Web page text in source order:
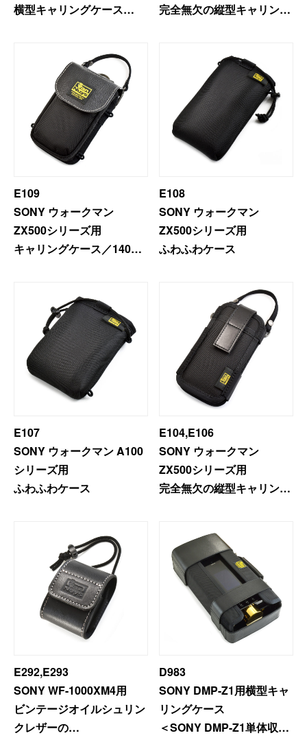
横型キャリングケース
NW-WM1AM2用
横型キャリングケース ＜
プレミアムモデル＞
完全無欠の縦型キャリング
E109
SONY ウォークマン
ZX500シリーズ用
キャリングケース／140
E108
SONY ウォークマン
ZX500シリーズ用
ふわふわケース
E107
SONY ウォークマン A100
シリーズ用
ふわふわケース
E104,E106
SONY ウォークマン
ZX500シリーズ用
完全無欠の縦型キャリング
E292,E293
SONY WF-1000XM4用
ビンテージオイルシュリン
クレザーの
D983
SONY DMP-Z1用横型キャ
リングケース
＜SONY DMP-Z1単体収納